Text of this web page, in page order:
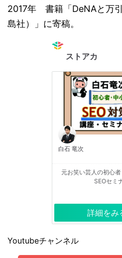
2017年 書籍「DeNAと万
島社）」に寄稿。
ストアカ
白石 竜次
元お笑い芸人の初心
SEOセミ
詳細を
Youtubeチャンネル